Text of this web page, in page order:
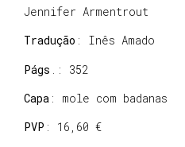
Jennifer Armentrout
Tradução : Inês Amado
Págs .: 352
Capa : mole com badanas
PVP : 16,60 €